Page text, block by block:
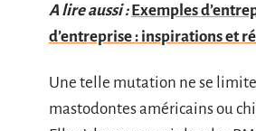
A lire aussi : Exemples
d’entreprise : inspirations et
Une telle mutation ne se
mastodontes américains ou